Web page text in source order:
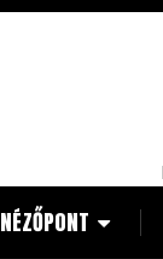
NÉZŐPONT